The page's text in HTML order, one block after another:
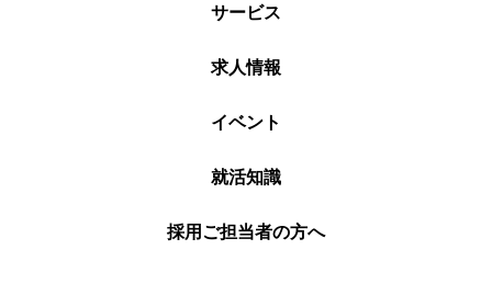
サービス
求人情報
イベント
就活知識
採用ご担当者の方へ